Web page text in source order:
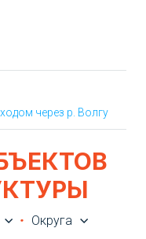
через р. Волгу
Округа